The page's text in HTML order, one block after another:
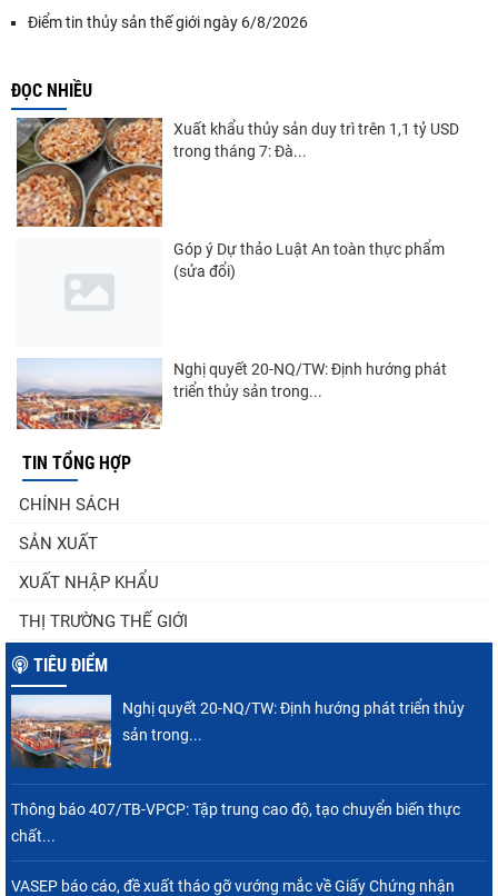
Điểm tin thủy sản thế giới ngày 6/8/2026
ĐỌC NHIỀU
Xuất khẩu thủy sản duy trì trên 1,1 tỷ USD
trong tháng 7: Đà...
Góp ý Dự thảo Luật An toàn thực phẩm
(sửa đổi)
Nghị quyết 20-NQ/TW: Định hướng phát
triển thủy sản trong...
Nguồn cung giảm, giá cá rô phi Trung Quốc
tiếp tục tăng
Điểm tin thủy sản thế giới ngày 3/8/2026
TIN TỔNG HỢP
CHÍNH SÁCH
SẢN XUẤT
XUẤT NHẬP KHẨU
THỊ TRƯỜNG THẾ GIỚI
TIÊU ĐIỂM
Nghị quyết 20-NQ/TW: Định hướng phát triển thủy
sản trong...
Thông báo 407/TB-VPCP: Tập trung cao độ, tạo chuyển biến thực
chất...
VASEP báo cáo, đề xuất tháo gỡ vướng mắc về Giấy Chứng nhận